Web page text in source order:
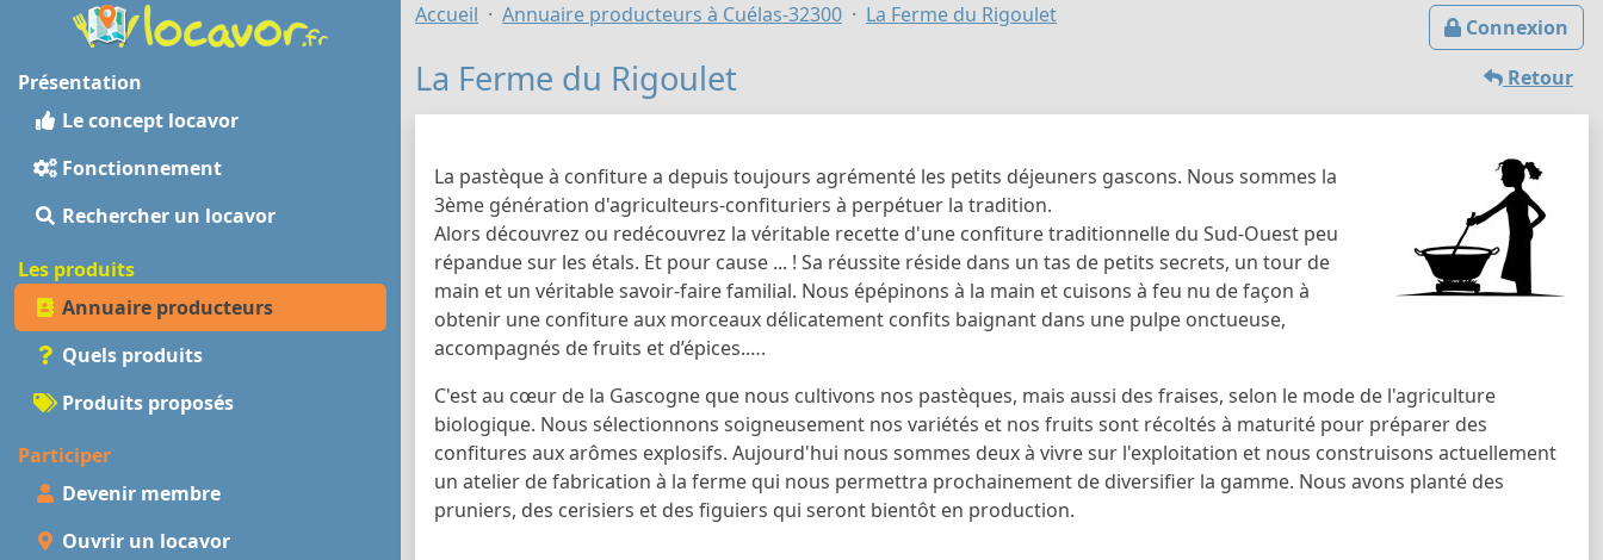
Présentation
Le concept locavor
Fonctionnement
Rechercher un locavor
Les produits
Annuaire producteurs
Quels produits
Produits proposés
Participer
Devenir membre
Ouvrir un locavor
Connexion
Accueil Annuaire producteurs à Cuélas-32300 La Ferme du Rigoulet
Retour
La Ferme du Rigoulet
La pastèque à confiture a depuis toujours agrémenté les petits déjeuners gascons. Nous sommes la
3ème génération d'agriculteurs-confituriers à perpétuer la tradition.
Alors découvrez ou redécouvrez la véritable recette d'une confiture traditionnelle du Sud-Ouest peu
répandue sur les étals. Et pour cause ... ! Sa réussite réside dans un tas de petits secrets, un tour de
main et un véritable savoir-faire familial. Nous épépinons à la main et cuisons à feu nu de façon à
obtenir une confiture aux morceaux délicatement confits baignant dans une pulpe onctueuse,
accompagnés de fruits et d’épices.….
C'est au cœur de la Gascogne que nous cultivons nos pastèques, mais aussi des fraises, selon le mode de l'agriculture
biologique. Nous sélectionnons soigneusement nos variétés et nos fruits sont récoltés à maturité pour préparer des
confitures aux arômes explosifs. Aujourd'hui nous sommes deux à vivre sur l'exploitation et nous construisons actuellement
un atelier de fabrication à la ferme qui nous permettra prochainement de diversifier la gamme. Nous avons planté des
pruniers, des cerisiers et des figuiers qui seront bientôt en production.